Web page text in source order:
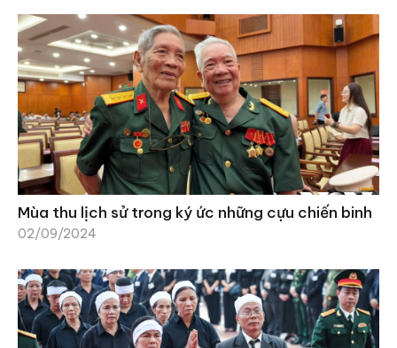
Mùa thu lịch sử trong ký ức những cựu chiến binh
02/09/2024